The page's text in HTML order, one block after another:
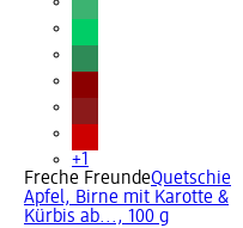
+1
Freche FreundeQuetschie
Apfel, Birne mit Karotte &
Kürbis ab..., 100 g